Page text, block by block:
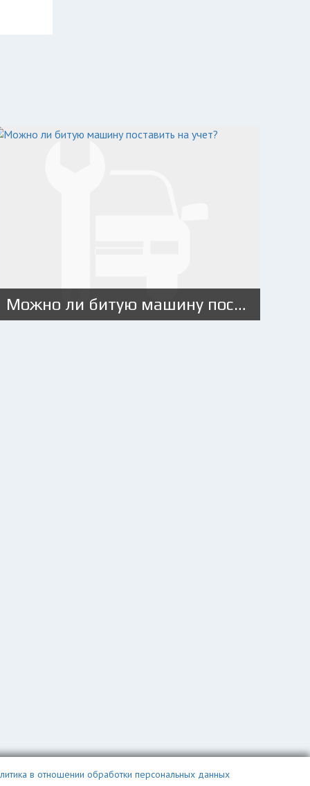
Можно ли битую машину поставить на учет?
в отношении обработки персональных данных